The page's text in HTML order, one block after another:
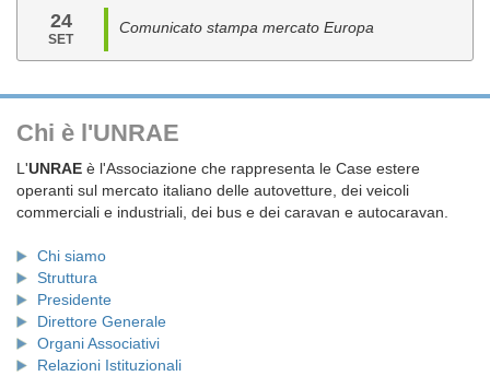
24
SET
Comunicato stampa mercato Europa
Chi è l'UNRAE
L'UNRAE è l'Associazione che rappresenta le Case estere
operanti sul mercato italiano delle autovetture, dei veicoli
commerciali e industriali, dei bus e dei caravan e autocaravan.
Chi siamo
Struttura
Presidente
Direttore Generale
Organi Associativi
Relazioni Istituzionali